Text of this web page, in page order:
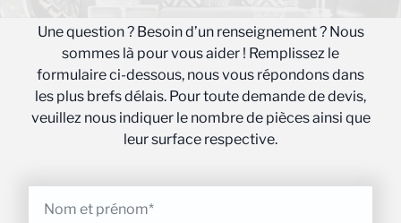
Une question ? Besoin d’un renseignement ? Nous
sommes là pour vous aider ! Remplissez le
formulaire ci-dessous, nous vous répondons dans
les plus brefs délais. Pour toute demande de devis,
veuillez nous indiquer le nombre de pièces ainsi que
leur surface respective.